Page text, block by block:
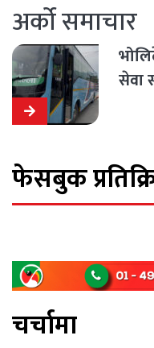
अर्को समाचार
सेवा
फेसबुक
चर्चामा